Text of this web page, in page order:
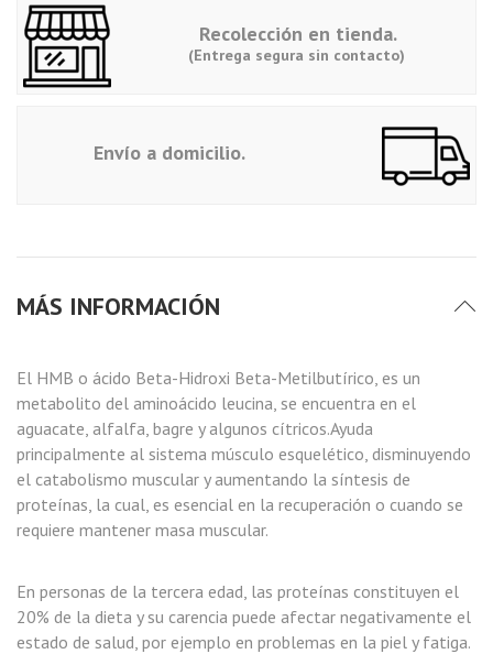
Recolección en tienda.
(Entrega segura sin contacto)
Envío a domicilio.
MÁS INFORMACIÓN
El HMB o ácido Beta-Hidroxi Beta-Metilbutírico, es un
metabolito del aminoácido leucina, se encuentra en el
aguacate, alfalfa, bagre y algunos cítricos.Ayuda
principalmente al sistema músculo esquelético, disminuyendo
el catabolismo muscular y aumentando la síntesis de
proteínas, la cual, es esencial en la recuperación o cuando se
requiere mantener masa muscular.
En personas de la tercera edad, las proteínas constituyen el
20% de la dieta y su carencia puede afectar negativamente el
estado de salud, por ejemplo en problemas en la piel y fatiga.